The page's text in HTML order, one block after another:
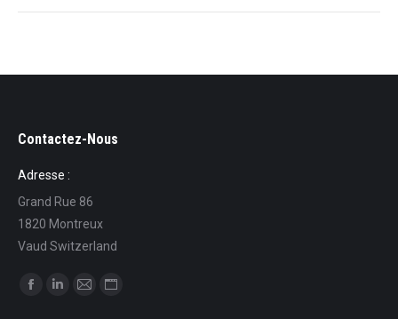
Contactez-Nous
Adresse :
Grand Rue 86
1820 Montreux
Vaud Switzerland
Find us on: